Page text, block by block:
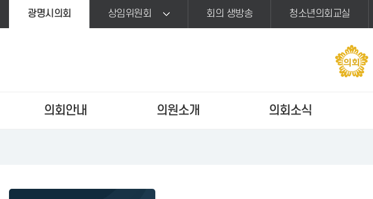
광명시의회 상임위원회 회의 생방송 청소년의회교실
의회안내 의원소개 의회소식